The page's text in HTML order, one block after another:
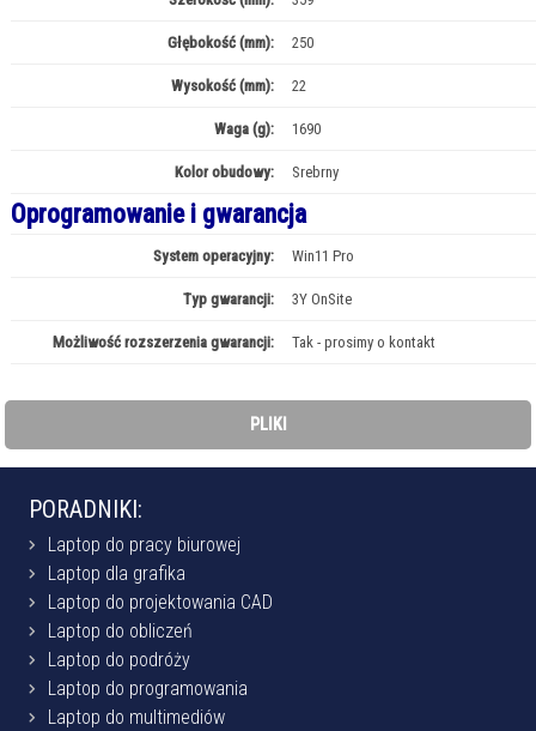
Głębokość (mm): 250
Wysokość (mm): 22
Waga (g): 1690
Kolor obudowy: Srebrny
Oprogramowanie i gwarancja
System operacyjny: Win11 Pro
Typ gwarancji: 3Y OnSite
Możliwość rozszerzenia gwarancji: Tak - prosimy o kontakt
PLIKI
PORADNIKI:
Laptop do pracy biurowej
Laptop dla grafika
Laptop do projektowania CAD
Laptop do obliczeń
Laptop do podróży
Laptop do programowania
Laptop do multimediów